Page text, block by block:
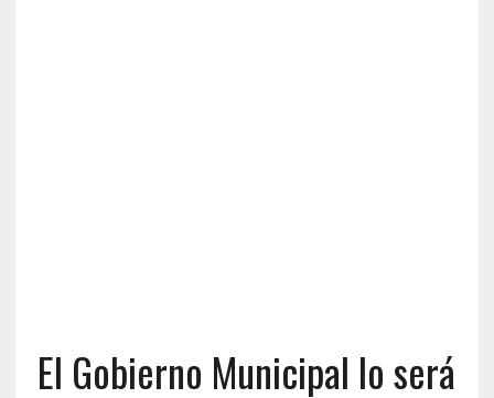
El Gobierno Municipal lo será